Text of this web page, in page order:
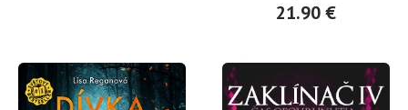
21.90 €